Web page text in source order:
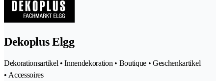
Dekoplus Elgg
Dekorationsartikel • Innendekoration • Boutique • Geschenkartikel
• Accessoires